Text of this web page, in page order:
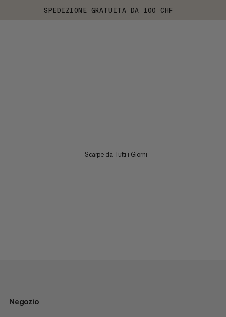
SPEDIZIONE GRATUITA DA 100 CHF
Scarpe da Tutti i Giorni
Negozio